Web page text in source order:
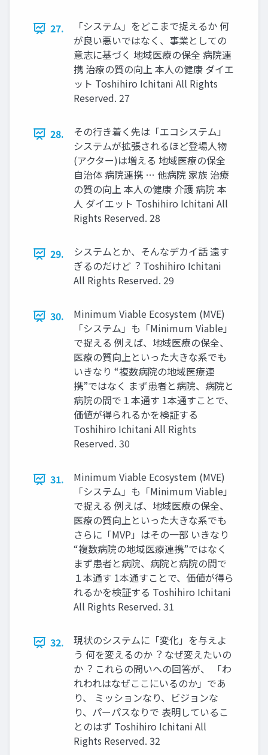
27.
「システム」をどこまで捉えるか 何
が良い悪いではなく、事業としての
意志に基づく 地域医療の保全 病院連
携 治療の質の向上 本⼈の健康 ダイエ
ット Toshihiro Ichitani All Rights
Reserved. 27
28.
その⾏き着く先は「エコシステム」
システムが拡張されるほど登場⼈物
(アクター)は増える 地域医療の保全
⾃治体 病院連携 … 他病院 家族 治療
の質の向上 本⼈の健康 介護 病院 本
⼈ ダイエット Toshihiro Ichitani All
Rights Reserved. 28
29.
システムとか、そんなデカイ話 遠す
ぎるのだけど︖ Toshihiro Ichitani
All Rights Reserved. 29
30.
Minimum Viable Ecosystem (MVE)
「システム」も「Minimum Viable」
で捉える 例えば、地域医療の保全、
医療の質向上といった⼤きな系でも
いきなり “複数病院の地域医療連
携”ではなく まず患者と病院、病院と
病院の間で１本通す 1本通すことで、
価値が得られるかを検証する
Toshihiro Ichitani All Rights
Reserved. 30
31.
Minimum Viable Ecosystem (MVE)
「システム」も「Minimum Viable」
で捉える 例えば、地域医療の保全、
医療の質向上といった⼤きな系でも
さらに「MVP」はその⼀部 いきなり
“複数病院の地域医療連携”ではなく
まず患者と病院、病院と病院の間で
１本通す 1本通すことで、価値が得ら
れるかを検証する Toshihiro Ichitani
All Rights Reserved. 31
32.
現状のシステムに「変化」を与えよ
う 何を変えるのか︖ なぜ変えたいの
か︖ これらの問いへの回答が、 「わ
れわれはなぜここにいるのか」であ
り、 ミッションなり、ビジョンな
り、パーパスなりで 表明しているこ
とのはず Toshihiro Ichitani All
Rights Reserved. 32